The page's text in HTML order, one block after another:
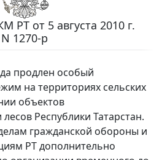
РТ от 5 августа 2010 г.
N 1270-р
продлен особый
на территориях сельских
объектов
Республики Татарстан.
гражданской обороны и
РТ дополнительно